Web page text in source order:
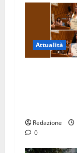
Attualità
Redazione
0